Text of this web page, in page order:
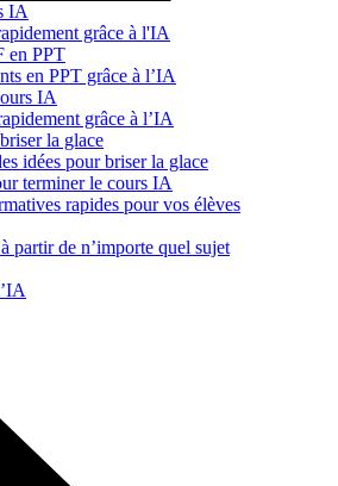
IA
grâce à l'IA
en PPT
en PPT grâce à l’IA
IA
grâce à l’IA
la glace
idées pour briser la glace
terminer le cours IA
rapides pour vos élèves
partir de n’importe quel sujet